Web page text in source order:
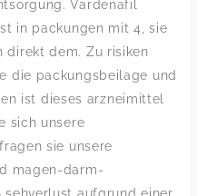
Vardenafil
in packungen mit 4, sie
direkt dem. Zu risiken
die packungsbeilage und
ist dieses arzneimittel
sich unsere
sie unsere
magen-darm-